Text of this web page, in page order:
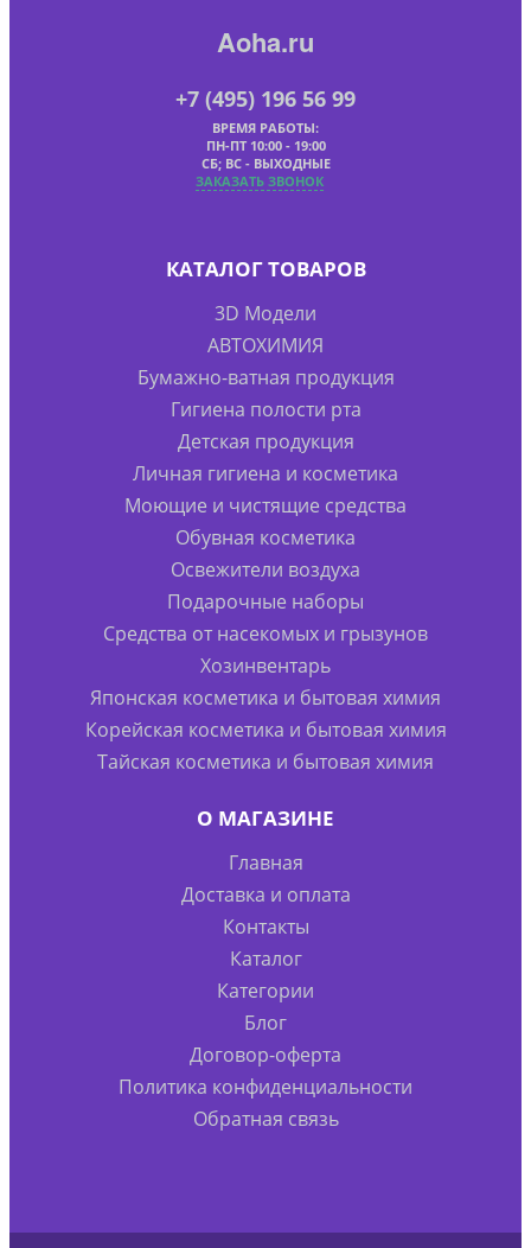
Aoha.ru
+7 (495) 196 56 99
ВРЕМЯ РАБОТЫ:
ПН-ПТ 10:00 - 19:00
СБ; ВС - ВЫХОДНЫЕ
ЗАКАЗАТЬ ЗВОНОК
КАТАЛОГ ТОВАРОВ
3D Модели
АВТОХИМИЯ
Бумажно-ватная продукция
Гигиена полости рта
Детская продукция
Личная гигиена и косметика
Моющие и чистящие средства
Обувная косметика
Освежители воздуха
Подарочные наборы
Средства от насекомых и грызунов
Хозинвентарь
Японская косметика и бытовая химия
Корейская косметика и бытовая химия
Тайская косметика и бытовая химия
О МАГАЗИНЕ
Главная
Доставка и оплата
Контакты
Каталог
Категории
Блог
Договор-оферта
Политика конфиденциальности
Обратная связь